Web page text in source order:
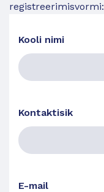
registreerimisvormi:
Kooli nimi
Kontaktisik
E-mail